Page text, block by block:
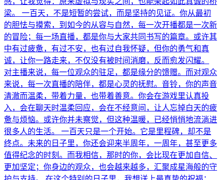
梁。 一百天，不是短暂的尝试，而是坚持的见证。你从最初
的胆怯与摸索，到如今的从容与自然，每一次开播都是一次新
的冒险；每一场直播，都是你与大家共同书写的篇章。或许其
中有过疲惫，有过不安，也有过自我怀疑，但你的勇气和真
诚，让你一路走来，不仅没有被时间消磨，反而愈发闪耀。
对主播来说，每一位观众的驻足，都是缘分的馈赠。而对观众
来说，每一次直播的陪伴，都是心灵的抚慰。音铃，你的声音
清澈而温柔，带着力量，也带着善意。你会在游戏里认真投
入，会在聊天时温柔回应，会在不经意间，让人忘掉白天的疲
惫与烦恼。或许你并未察觉，但这种温暖，已经悄悄地流淌进
很多人的生活。 一百天只是一个开始。它是里程碑，却不是
终点。未来的日子里，你还会迎来半周年，一周年，甚至更多
值得纪念的时刻。而我相信，那时的你，会比现在更加自信、
更加坚定；你身边的观众，也会越来越多，汇聚成星海般的守